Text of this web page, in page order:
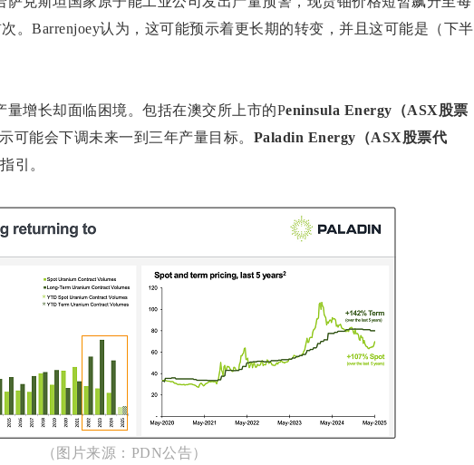
。Barrenjoey认为，这可能预示着更长期的转变，并且这可能是（下半
增长却面临困境。包括在澳交所上市的Peninsula Energy（ASX股票
可能会下调未来一到三年产量目标。 Paladin Energy（ASX股票代
引。
（图片来源：PDN公告）